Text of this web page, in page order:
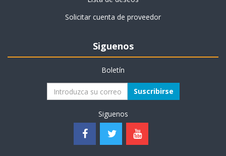
Solicitar cuenta de proveedor
Siguenos
Boletín
Suscribirse
Siguenos